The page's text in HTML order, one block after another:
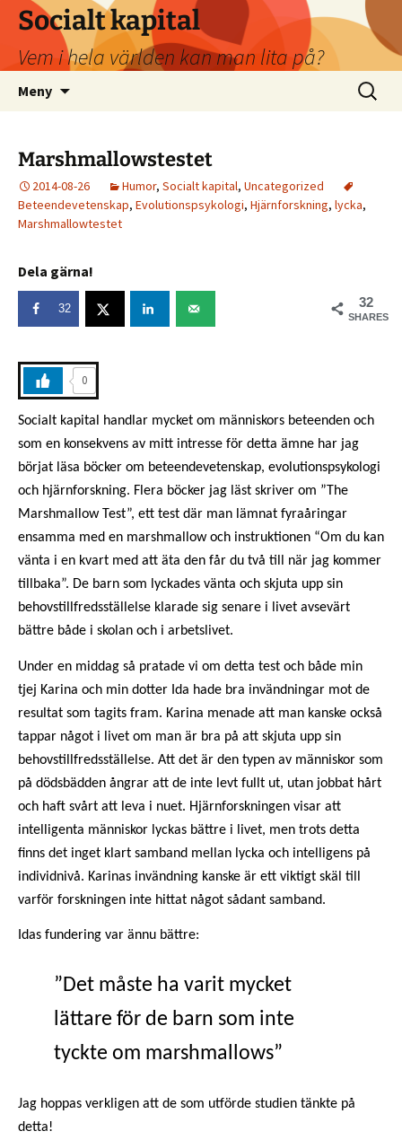
Socialt kapital
Vem i hela världen kan man lita på?
Meny
Sök
efter:
Marshmallowstestet
2014-08-26 Humor, Socialt kapital, Uncategorized
Beteendevetenskap, Evolutionspsykologi, Hjärnforskning, lycka,
Marshmallowtestet
Dela gärna!
32
SHARES
32
0
Socialt kapital handlar mycket om människors beteenden och
som en konsekvens av mitt intresse för detta ämne har jag
börjat läsa böcker om beteendevetenskap, evolutionspsykologi
och hjärnforskning. Flera böcker jag läst skriver om ”The
Marshmallow Test”, ett test där man lämnat fyraåringar
ensamma med en marshmallow och instruktionen “Om du kan
vänta i en kvart med att äta den får du två till när jag kommer
tillbaka”. De barn som lyckades vänta och skjuta upp sin
behovstillfredsställelse klarade sig senare i livet avsevärt
bättre både i skolan och i arbetslivet.
Under en middag så pratade vi om detta test och både min
tjej Karina och min dotter Ida hade bra invändningar mot de
resultat som tagits fram. Karina menade att man kanske också
tappar något i livet om man är bra på att skjuta upp sin
behovstillfredsställelse. Att det är den typen av människor som
på dödsbädden ångrar att de inte levt fullt ut, utan jobbat hårt
och haft svårt att leva i nuet. Hjärnforskningen visar att
intelligenta människor lyckas bättre i livet, men trots detta
finns det inget klart samband mellan lycka och intelligens på
individnivå. Karinas invändning kanske är ett viktigt skäl till
varför forskningen inte hittat något sådant samband.
Idas fundering var ännu bättre:
”Det måste ha varit mycket
lättare för de barn som inte
tyckte om marshmallows”
Jag hoppas verkligen att de som utförde studien tänkte på
detta!